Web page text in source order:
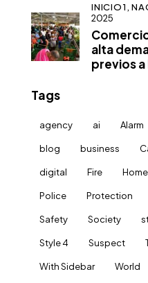
INICIO1,
2025
alta
previos a
Tags
agency ai Alarm
blog business
digital Fire Home
Police Protection
Safety Society
Style 4 Suspect
With Sidebar World